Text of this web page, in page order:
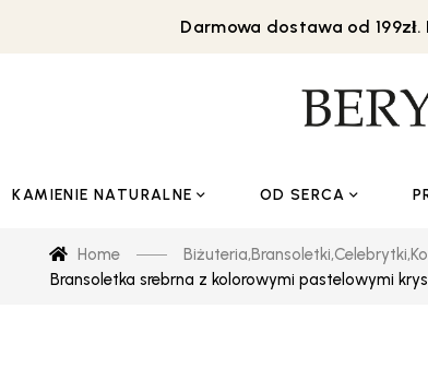
Darmowa dostawa od
KAMIENIE NATURALNE OD SERCA
Home Biżuteria,Bransoletki,Celebrytki,
Bransoletka srebrna z kolorowymi pastelowymi